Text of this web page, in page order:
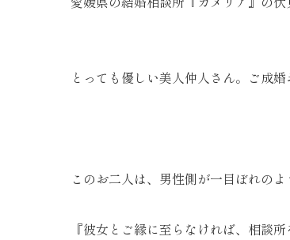
とっても優しい美人仲人さん。ご成
このお二人は、男性側が一目ぼれのよ
『彼女とご縁に至らなければ、相談